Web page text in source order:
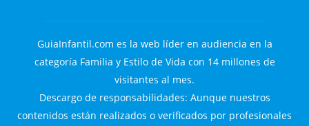
GuiaInfantil.com es la web líder en audiencia en la
categoría Familia y Estilo de Vida con 14 millones de
visitantes al mes.
Descargo de responsabilidades: Aunque nuestros
contenidos están realizados o verificados por profesionales